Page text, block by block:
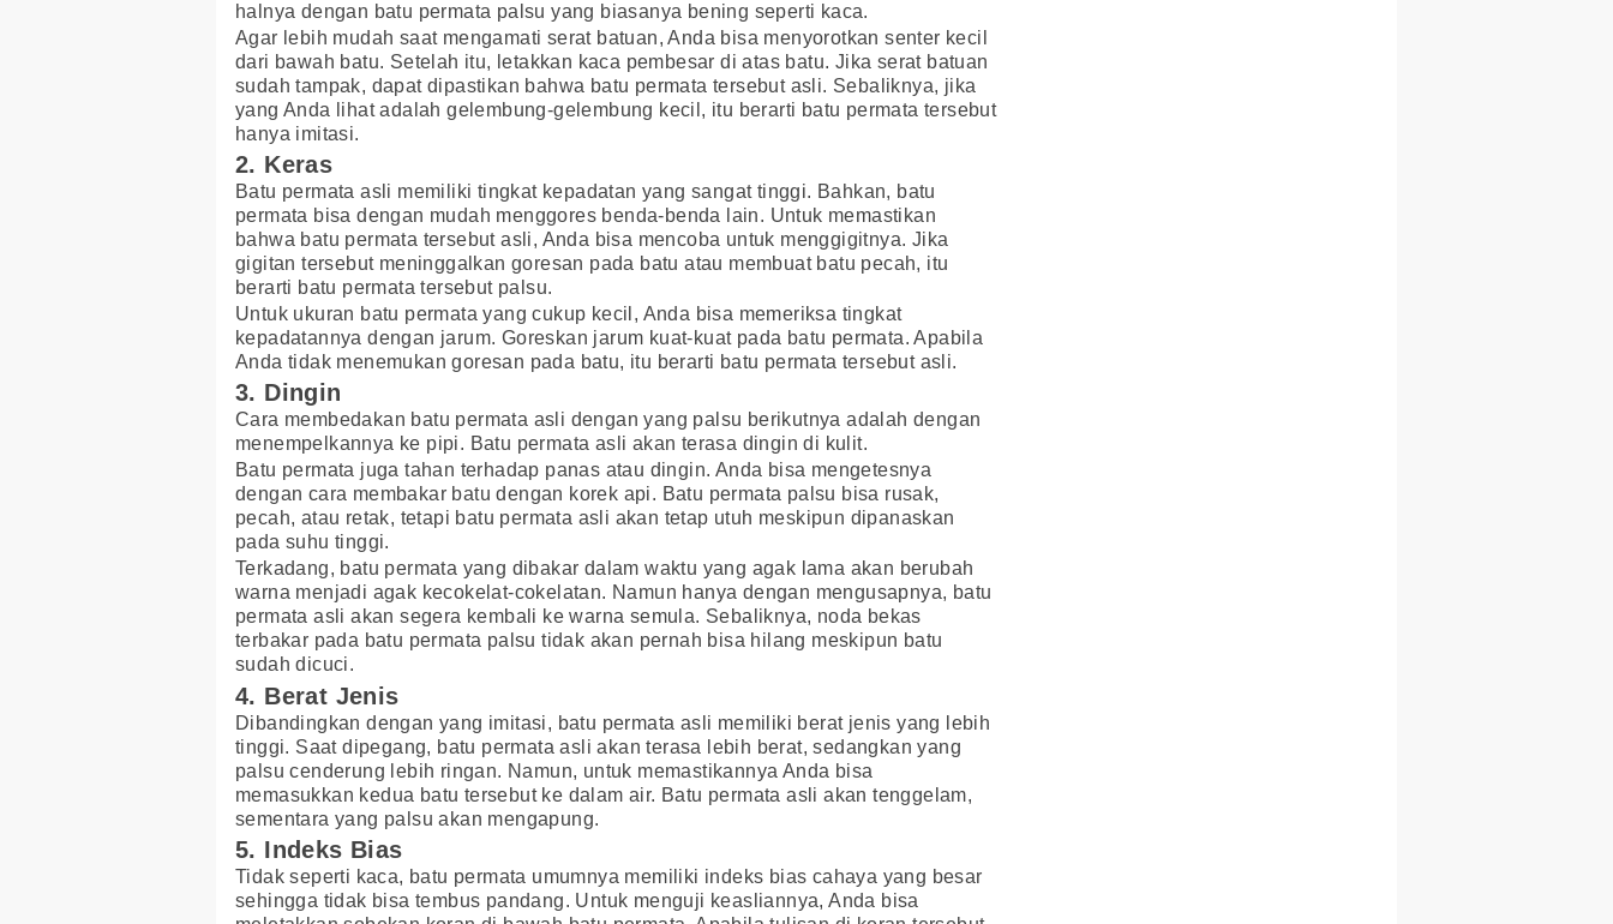
halnya dengan batu permata palsu yang biasanya bening seperti kaca.
Agar lebih mudah saat mengamati serat batuan, Anda bisa menyorotkan senter kecil
dari bawah batu. Setelah itu, letakkan kaca pembesar di atas batu. Jika serat batuan
sudah tampak, dapat dipastikan bahwa batu permata tersebut asli. Sebaliknya, jika
yang Anda lihat adalah gelembung-gelembung kecil, itu berarti batu permata tersebut
hanya imitasi.
2. Keras
Batu permata asli memiliki tingkat kepadatan yang sangat tinggi. Bahkan, batu
permata bisa dengan mudah menggores benda-benda lain. Untuk memastikan
bahwa batu permata tersebut asli, Anda bisa mencoba untuk menggigitnya. Jika
gigitan tersebut meninggalkan goresan pada batu atau membuat batu pecah, itu
berarti batu permata tersebut palsu.
Untuk ukuran batu permata yang cukup kecil, Anda bisa memeriksa tingkat
kepadatannya dengan jarum. Goreskan jarum kuat-kuat pada batu permata. Apabila
Anda tidak menemukan goresan pada batu, itu berarti batu permata tersebut asli.
3. Dingin
Cara membedakan batu permata asli dengan yang palsu berikutnya adalah dengan
menempelkannya ke pipi. Batu permata asli akan terasa dingin di kulit.
Batu permata juga tahan terhadap panas atau dingin. Anda bisa mengetesnya
dengan cara membakar batu dengan korek api. Batu permata palsu bisa rusak,
pecah, atau retak, tetapi batu permata asli akan tetap utuh meskipun dipanaskan
pada suhu tinggi.
Terkadang, batu permata yang dibakar dalam waktu yang agak lama akan berubah
warna menjadi agak kecokelat-cokelatan. Namun hanya dengan mengusapnya, batu
permata asli akan segera kembali ke warna semula. Sebaliknya, noda bekas
terbakar pada batu permata palsu tidak akan pernah bisa hilang meskipun batu
sudah dicuci.
4. Berat Jenis
Dibandingkan dengan yang imitasi, batu permata asli memiliki berat jenis yang lebih
tinggi. Saat dipegang, batu permata asli akan terasa lebih berat, sedangkan yang
palsu cenderung lebih ringan. Namun, untuk memastikannya Anda bisa
memasukkan kedua batu tersebut ke dalam air. Batu permata asli akan tenggelam,
sementara yang palsu akan mengapung.
5. Indeks Bias
Tidak seperti kaca, batu permata umumnya memiliki indeks bias cahaya yang besar
sehingga tidak bisa tembus pandang. Untuk menguji keasliannya, Anda bisa